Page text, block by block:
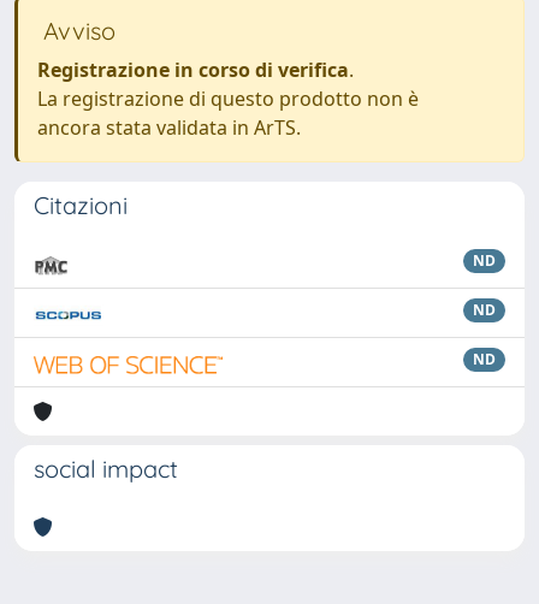
Avviso
Registrazione in corso di verifica.
La registrazione di questo prodotto non è
ancora stata validata in ArTS.
Citazioni
ND
ND
ND
social impact